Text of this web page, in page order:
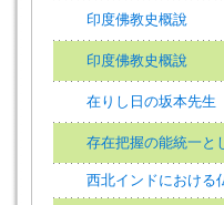
印度佛教史概說
印度佛教史概說
在りし日の坂本先生
存在把握の能統一と
西北インドにおける